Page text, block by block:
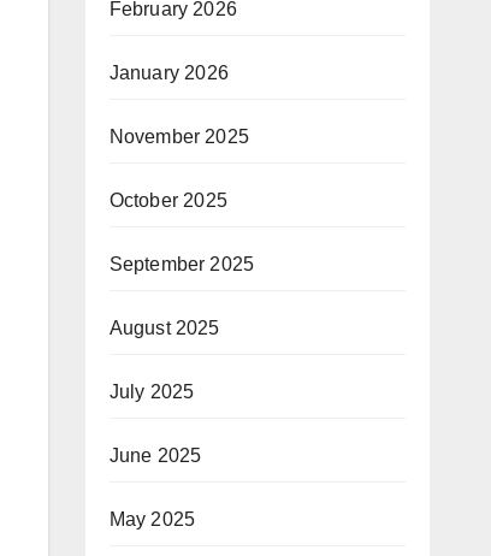
February 2026
January 2026
November 2025
October 2025
September 2025
August 2025
July 2025
June 2025
May 2025